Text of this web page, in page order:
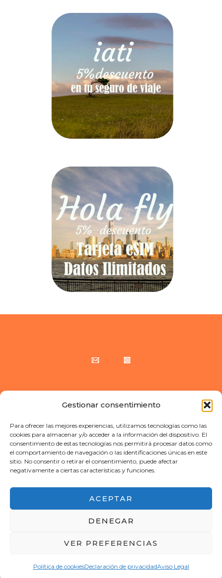
Gestionar consentimiento
Para ofrecer las mejores experiencias, utilizamos tecnologías como las
cookies para almacenar y/o acceder a la información del dispositivo. El
consentimiento de estas tecnologías nos permitirá procesar datos como
el comportamiento de navegación o las identificaciones únicas en este
sitio. No consentir o retirar el consentimiento, puede afectar
negativamente a ciertas características y funciones.
ACEPTAR
DENEGAR
VER PREFERENCIAS
Política de cookiesDeclaración de privacidadAviso Legal
Copyright © 2026 Callejeando Europa | Web creada por Callejeando Europa